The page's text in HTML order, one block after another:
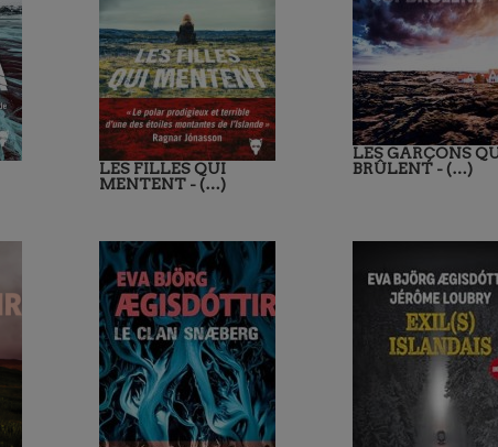
LES FILLES QUI
MENTENT - (…)
LES GARÇONS
BRÛLENT - (…)